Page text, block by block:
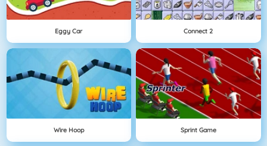
Eggy Car Connect 2
Wire Hoop Sprint Game